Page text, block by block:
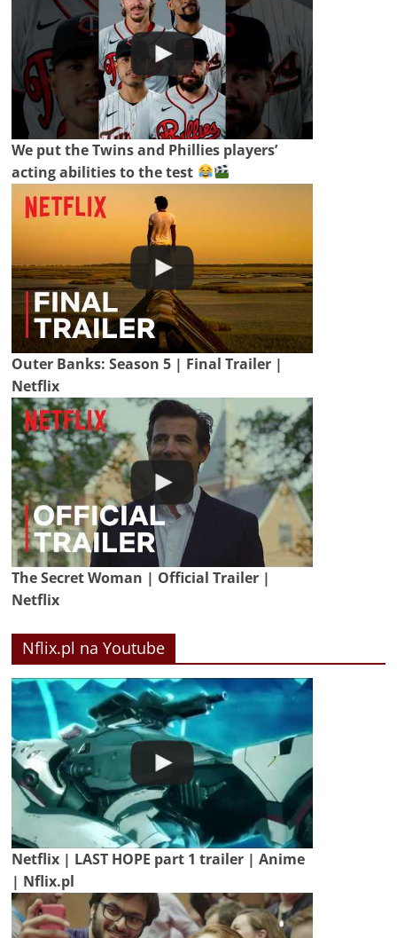
We put the Twins and Phillies players’
acting abilities to the test
Outer Banks: Season 5 | Final Trailer |
Netflix
The Secret Woman | Official Trailer |
Netflix
Nflix.pl na Youtube
Netflix | LAST HOPE part 1 trailer | Anime
| Nflix.pl